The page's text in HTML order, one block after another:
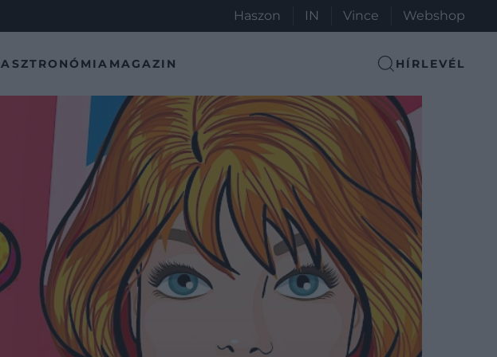
Haszon IN Vince Webshop
MAGAZIN HÍRLEVÉL